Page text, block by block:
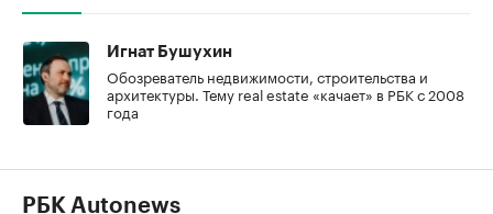
Игнат Бушухин
Обозреватель недвижимости, строительства и
архитектуры. Тему real estate «качает» в РБК с 2008
года
РБК Autonews